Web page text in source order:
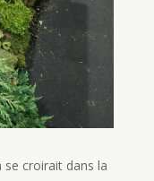
se croirait dans la